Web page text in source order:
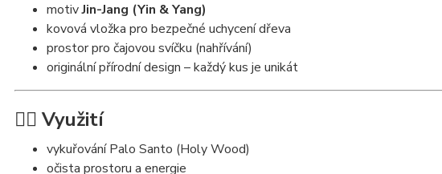
motivJin-Jang (Yin & Yang)
kovová vložka pro bezpečné uchycení dřeva
prostor pro čajovou svíčku (nahřívání)
originální přírodní design – každý kus je unikát
🧘‍♀️ Využití
vykuřování Palo Santo (Holy Wood)
očista prostoru a energie